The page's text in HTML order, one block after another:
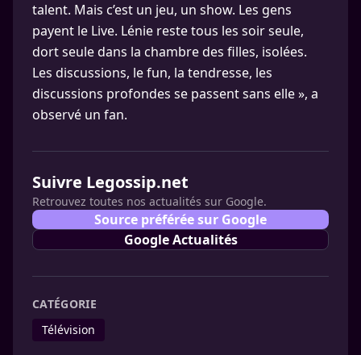
talent. Mais c’est un jeu, un show. Les gens
payent le Live. Lénie reste tous les soir seule,
dort seule dans la chambre des filles, isolées.
Les discussions, le fun, la tendresse, les
discussions profondes se passent sans elle », a
observé un fan.
Suivre Legossip.net
Retrouvez toutes nos actualités sur Google.
Source préférée sur Google
Google Actualités
CATÉGORIE
Télévision